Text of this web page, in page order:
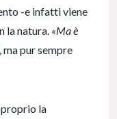
-e infatti viene
la natura. «Ma è
pur sempre
proprio la